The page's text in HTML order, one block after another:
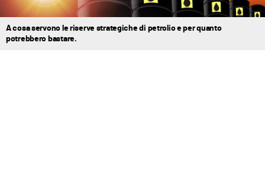
A cosa servono le riserve strategiche di petrolio e per quanto
potrebbero bastare.